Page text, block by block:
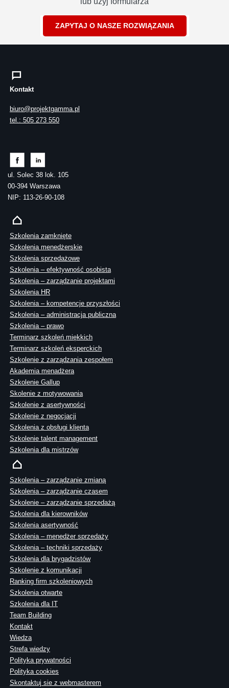
ZAPYTAJ O NASZE ROZWIĄZANIA
Kontakt
biuro@projektgamma.pl
tel.: 505 273 550
ul. Solec 38 lok. 105
00-394 Warszawa
NIP: 113-26-90-108
Szkolenia zamknięte
Szkolenia menedżerskie
Szkolenia sprzedażowe
Szkolenia – efektywność osobista
Szkolenia – zarządzanie projektami
Szkolenia HR
Szkolenia – kompetencje przyszłości
Szkolenia – administracja publiczna
Szkolenia – prawo
Terminarz szkoleń miękkich
Terminarz szkoleń eksperckich
Szkolenie z zarządzania zespołem
Akademia menadżera
Szkolenie Gallup
Skolenie z motywowania
Szkolenie z asertywności
Szkolenie z negocjacji
Szkolenia z obsługi klienta
Szkolenie talent management
Szkolenia dla mistrzów
Szkolenia – zarządzanie zmianą
Szkolenia – zarządzanie czasem
Szkolenie – zarządzanie sprzedażą
Szkolenia dla kierowników
Szkolenia asertywność
Szkolenia – menedżer sprzedaży
Szkolenia – techniki sprzedaży
Szkolenia dla brygadzistów
Szkolenie z komunikacji
Ranking firm szkoleniowych
Szkolenia otwarte
Szkolenia dla IT
Team Building
Kontakt
Wiedza
Strefa wiedzy
Polityka prywatności
Polityka cookies
Skontaktuj sie z webmasterem